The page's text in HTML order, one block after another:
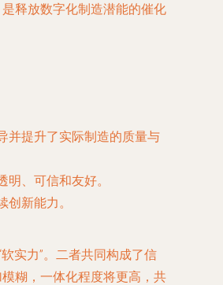
释放数字化制造潜能的催化
并提升了实际制造的质量与
、可信和友好。
新能力。
实力”。二者共同构成了信
糊，一体化程度将更高，共